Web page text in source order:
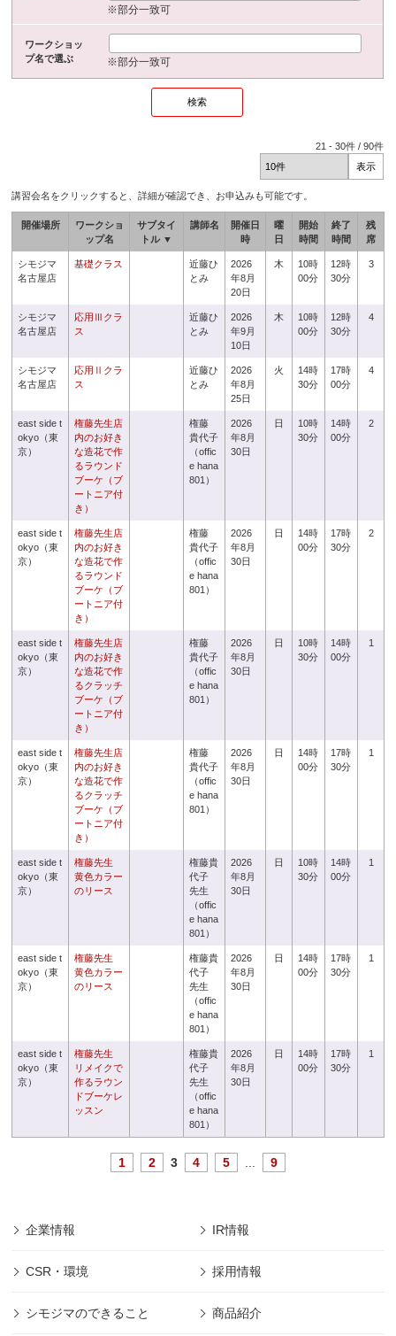
※部分一致可
ワークショッ
プ名で選ぶ
※部分一致可
21 -30件 /90件
講習会名をクリックすると、詳細が確認でき、お申込みも可能です。
開催場所
ワークショ
ップ名
サブタイ
トル ▼
講師名
開催日
時
曜
日
開始
時間
終了
時間
残
席
シモジマ
名古屋店
基礎クラス
近藤ひ
とみ
2026
年8月
20日
木
10時
00分
12時
30分
3
シモジマ
名古屋店
応用Ⅲクラ
ス
近藤ひ
とみ
2026
年9月
10日
木
10時
00分
12時
30分
4
シモジマ
名古屋店
応用Ⅱクラ
ス
近藤ひ
とみ
2026
年8月
25日
火
14時
30分
17時
00分
4
east side t
okyo（東
京）
権藤先生店
内のお好き
な造花で作
るラウンド
ブーケ（ブ
ートニア付
き）
権藤
貴代子
（offic
e hana
801）
2026
年8月
30日
日
10時
30分
14時
00分
2
east side t
okyo（東
京）
権藤先生店
内のお好き
な造花で作
るラウンド
ブーケ（ブ
ートニア付
き）
権藤
貴代子
（offic
e hana
801）
2026
年8月
30日
日
14時
00分
17時
30分
2
east side t
okyo（東
京）
権藤先生店
内のお好き
な造花で作
るクラッチ
ブーケ（ブ
ートニア付
き）
権藤
貴代子
（offic
e hana
801）
2026
年8月
30日
日
10時
30分
14時
00分
1
east side t
okyo（東
京）
権藤先生店
内のお好き
な造花で作
るクラッチ
ブーケ（ブ
ートニア付
き）
権藤
貴代子
（offic
e hana
801）
2026
年8月
30日
日
14時
00分
17時
30分
1
east side t
okyo（東
京）
権藤先生
黄色カラー
のリース
権藤貴
代子
先生
（offic
e hana
801）
2026
年8月
30日
日
10時
30分
14時
00分
1
east side t
okyo（東
京）
権藤先生
黄色カラー
のリース
権藤貴
代子
先生
（offic
e hana
801）
2026
年8月
30日
日
14時
00分
17時
30分
1
east side t
okyo（東
京）
権藤先生
リメイクで
作るラウン
ドブーケレ
ッスン
権藤貴
代子
先生
（offic
e hana
801）
2026
年8月
30日
日
14時
00分
17時
30分
1
1 2 3 4 5 9
企業情報 IR情報
CSR・環境 採用情報
シモジマのできること 商品紹介